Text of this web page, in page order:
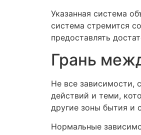
Указанная система
система стремится
предоставлять
Грань
Не все зависимости,
действий и теми,
другие зоны бытия и
Нормальные